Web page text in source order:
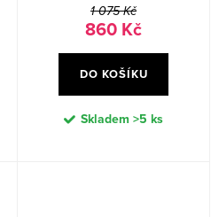
1 075 Kč
860 Kč
DO KOŠÍKU
Skladem >5 ks